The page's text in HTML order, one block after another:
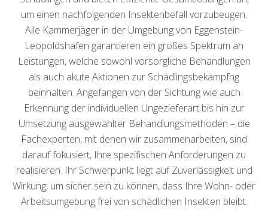
um einen nachfolgenden Insektenbefall vorzubeugen.
Alle Kammerjäger in der Umgebung von Eggenstein-
Leopoldshafen garantieren ein großes Spektrum an
Leistungen, welche sowohl vorsorgliche Behandlungen
als auch akute Aktionen zur Schädlingsbekämpfng
beinhalten. Angefangen von der Sichtung wie auch
Erkennung der individuellen Ungezieferart bis hin zur
Umsetzung ausgewählter Behandlungsmethoden – die
Fachexperten, mit denen wir zusammenarbeiten, sind
darauf fokusiert, Ihre spezifischen Anforderungen zu
realisieren. Ihr Schwerpunkt liegt auf Zuverlässigkeit und
Wirkung, um sicher sein zu können, dass Ihre Wohn- oder
Arbeitsumgebung frei von schädlichen Insekten bleibt.